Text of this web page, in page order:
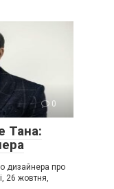
0
Тана:
дизайнера про
26 жовтня,